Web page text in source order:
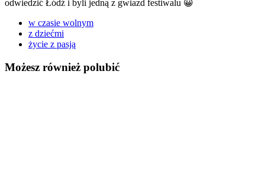
odwiedzić Łódź i byli jedną z gwiazd festiwalu 😀
w czasie wolnym
z dziećmi
życie z pasją
Możesz również polubić